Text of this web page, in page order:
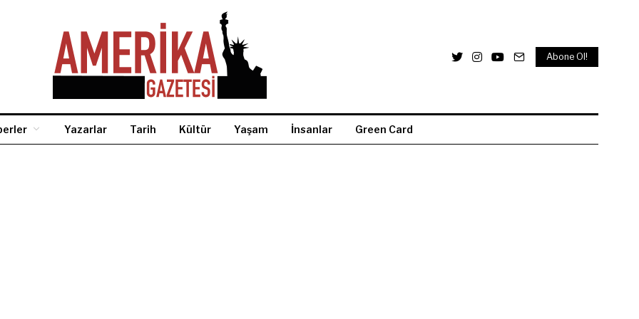
Abone Ol!
Yazarlar Tarih Kültür Yaşam İnsanlar Green Card